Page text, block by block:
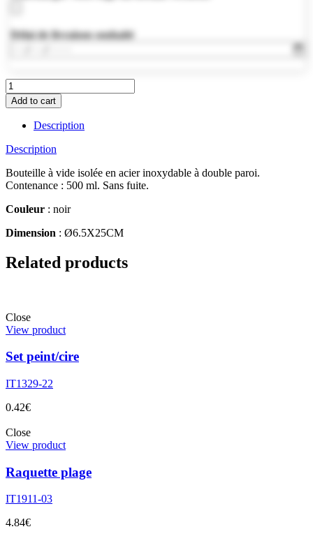
Délai de livraison souhaité
MO6288-
03
quantity
Add to cart
Description
Description
Bouteille à vide isolée en acier inoxydable à double paroi.
Contenance : 500 ml. Sans fuite.
Couleur : noir
Dimension : Ø6.5X25CM
Related products
Close
View product
Set peint/cire
IT1329-22
0.42€
Close
View product
Raquette plage
IT1911-03
4.84€